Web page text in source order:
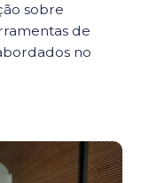
sobre
de
no